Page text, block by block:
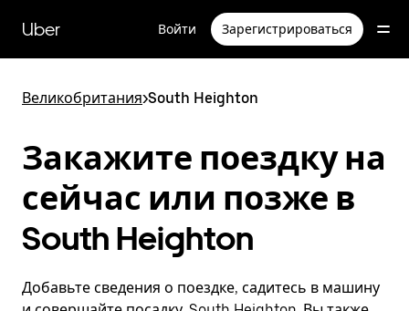
перейти
к
содержимому
Uber Войти Зарегистрироваться
Великобритания>South Heighton
Закажите поездку на
сейчас или позже в
South Heighton
Добавьте сведения о поездке, садитесь в машину